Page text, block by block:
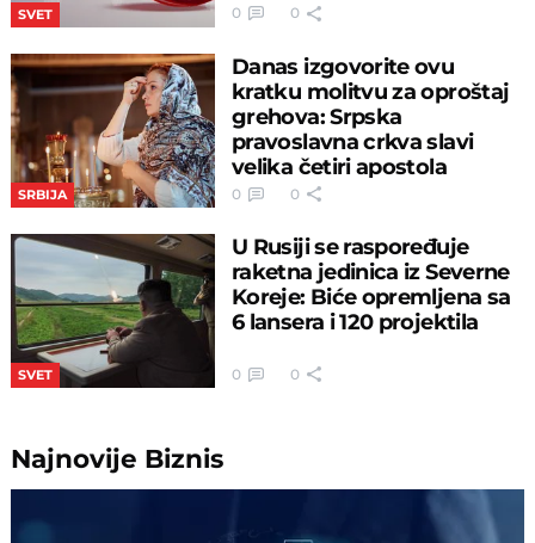
SVET 0 0
SRBIJA
Danas izgovorite ovu
kratku molitvu za oproštaj
grehova: Srpska
pravoslavna crkva slavi
velika četiri apostola
0 0
SVET
U Rusiji se raspoređuje
raketna jedinica iz Severne
Koreje: Biće opremljena sa
6 lansera i 120 projektila
0 0
Najnovije Biznis